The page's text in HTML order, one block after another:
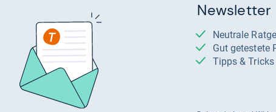
Newsletter
Neutrale
Gut
Tipps & Tricks